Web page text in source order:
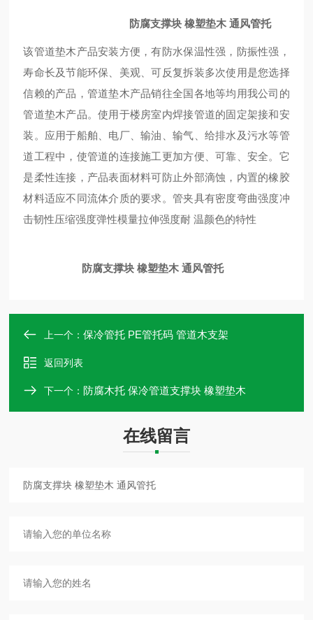
防腐支撑块 橡塑垫木 通风管托
该管道垫木产品安装方便，有防水保温性强，防振性强，
寿命长及节能环保、美观、可反复拆装多次使用是您选择
信赖的产品，管道垫木产品销往全国各地等均用我公司的
管道垫木产品。使用于楼房室内焊接管道的固定架接和安
装。应用于船舶、电厂、输油、输气、给排水及污水等管
道工程中，使管道的连接施工更加方便、可靠、安全。它
是柔性连接，产品表面材料可防止外部滴蚀，内置的橡胶
材料适应不同流体介质的要求。管夹具有密度弯曲强度冲
击韧性压缩强度弹性模量拉伸强度耐 温颜色的特性
防腐支撑块 橡塑垫木 通风管托
上一个：保冷管托 PE管托码 管道木支架
返回列表
下一个： 防腐木托 保冷管道支撑块 橡塑垫木
在线留言